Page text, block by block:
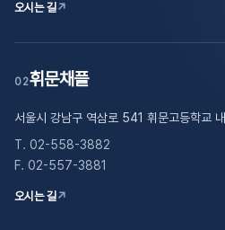
오시는 길↗
02휘문채플
서울시 강남구 역삼로 541 휘문고등학교 내
T. 02-558-3882
F. 02-557-3881
오시는 길↗